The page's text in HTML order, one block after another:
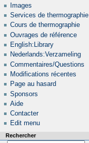
Images
Services de thermographie
Cours de thermographie
Ouvrages de référence
English:Library
Nederlands:Verzameling
Commentaires/Questions
Modifications récentes
Page au hasard
Sponsors
Aide
Contacter
Edit menu
Rechercher